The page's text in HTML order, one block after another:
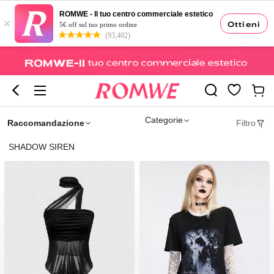
Ottieni
×
ROMWE - Il tuo centro commerciale estetico
5€ off sul tuo primo ordine
(93,402)
Raccomandazione Categorie Filtro
SHADOW SIREN